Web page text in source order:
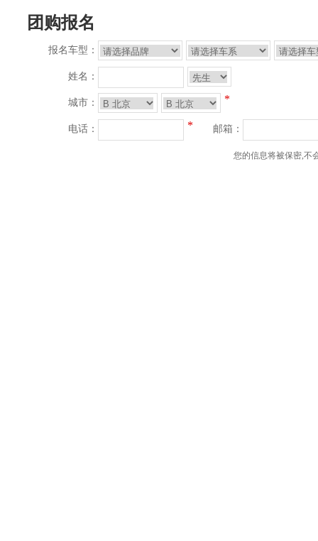
团购报名
报名车型：
姓名：
城市： *
电话： * 邮箱：
您的信息将被保密,不